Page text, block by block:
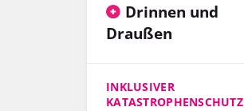
Drinnen und
Draußen
INKLUSIVER
KATASTROPHENSCHUTZ